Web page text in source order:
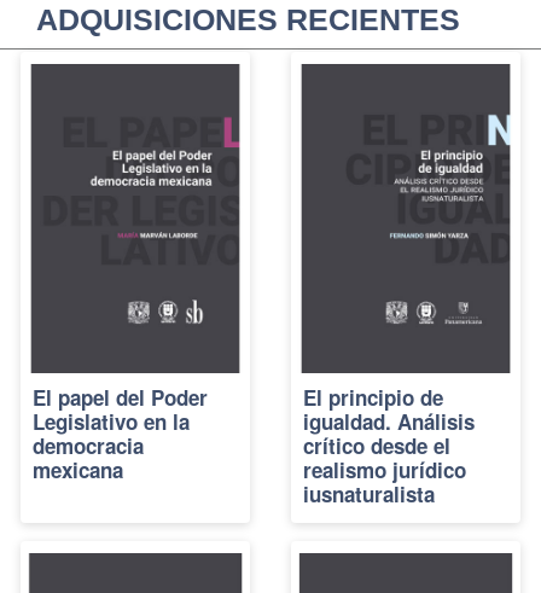
ADQUISICIONES RECIENTES
El papel del Poder
Legislativo en la
democracia
mexicana
El principio de
igualdad. Análisis
crítico desde el
realismo jurídico
iusnaturalista